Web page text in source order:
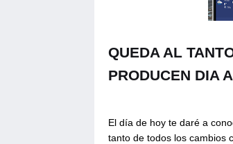
QUEDA AL
PRODUCEN DIA
El día de hoy te daré a
tanto de todos los cambios